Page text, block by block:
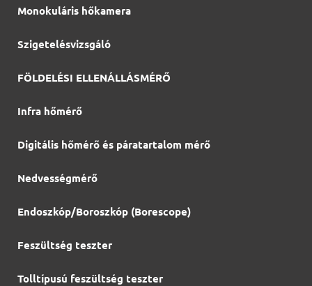
Monokuláris hőkamera
Szigetelésvizsgáló
FÖLDELÉSI ELLENÁLLÁSMÉRŐ
Infra hőmérő
Digitális hőmérő és páratartalom mérő
Nedvességmérő
Endoszkóp/Boroszkóp (Borescope)
Feszültség teszter
Tolltípusú feszültség teszter